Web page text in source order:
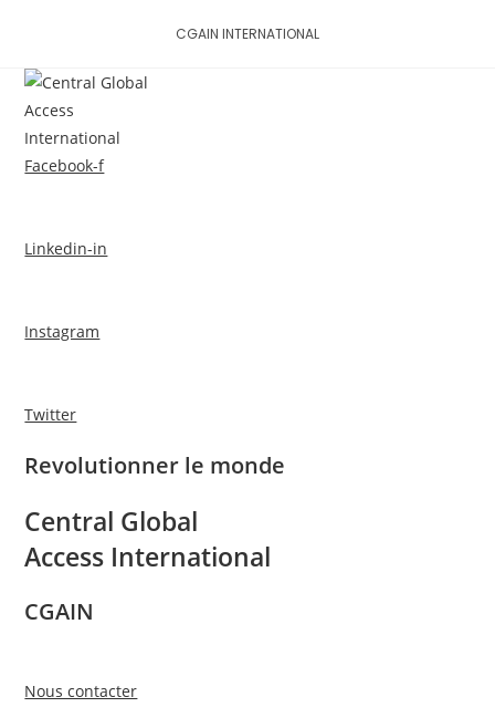
content
CGAIN INTERNATIONAL
Facebook-f
Linkedin-in
Instagram
Twitter
Revolutionner le monde
Central Global
Access International
CGAIN
Nous contacter